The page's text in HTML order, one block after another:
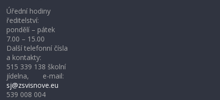
Úřední hodiny
ředitelství:
pondělí – pátek
7.00 – 15.00
Další telefonní čísla
a kontakty:
515 339 138 školní
jídelna, e-mail:
sj@zsvisnove.eu
539 008 004